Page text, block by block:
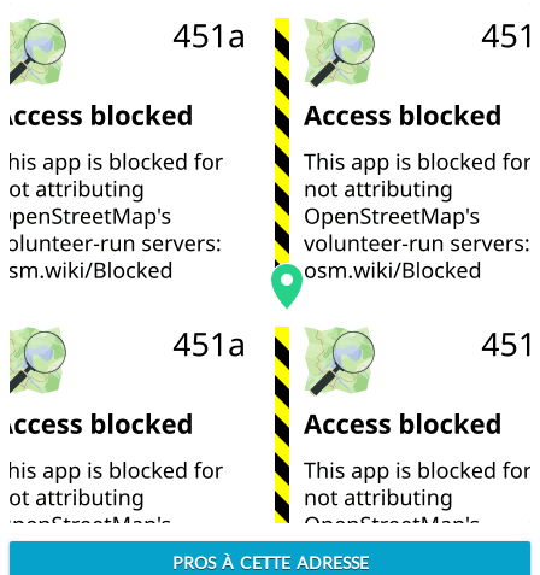
PROS À CETTE ADRESSE